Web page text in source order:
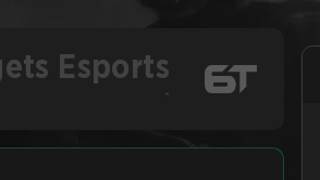
Esports
-